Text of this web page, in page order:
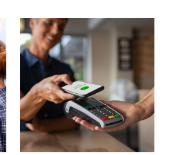
международными
цепями поставок